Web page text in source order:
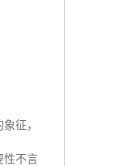
征，
性不言